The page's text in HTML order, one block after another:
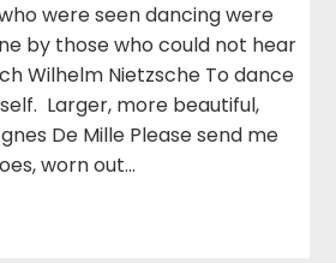
were seen dancing were
by those who could not hear
Wilhelm Nietzsche To dance
Larger, more beautiful,
De Mille Please send me
worn out…